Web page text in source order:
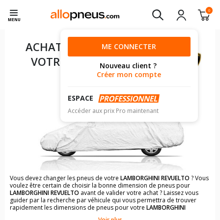
MENU
0
ME CONNECTER
Nouveau client ?
Créer mon compte
ESPACE
Accéder aux prix Pro maintenant
ACHAT DE PNEUS POUR
VOTRELAMBORGHINI
REVUELTO
Vous devez changer les pneus de votre LAMBORGHINI REVUELTO ? Vous
voulez être certain de choisir la bonne dimension de pneus pour
LAMBORGHINI REVUELTO avant de valider votre achat ? Laissez vous
guider par la recherche par véhicule qui vous permettra de trouver
rapidement les dimensions de pneus pour votre LAMBORGHINI